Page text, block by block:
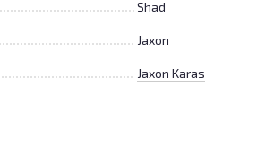
Shad
Jaxon
Jaxon Karas